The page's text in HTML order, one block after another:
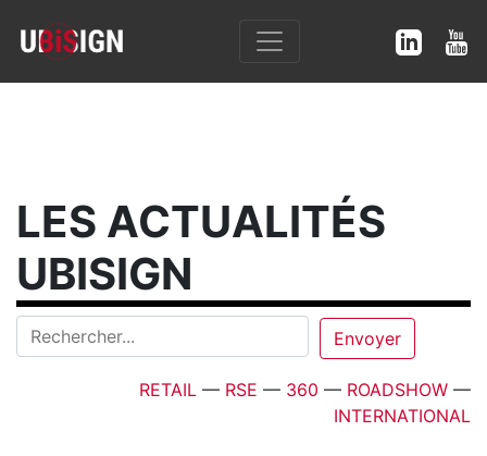
LES ACTUALITÉS
UBISIGN
RETAIL — RSE — 360 — ROADSHOW —
INTERNATIONAL